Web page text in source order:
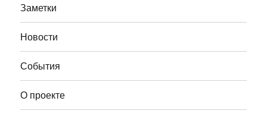
Заметки
Новости
События
О проекте